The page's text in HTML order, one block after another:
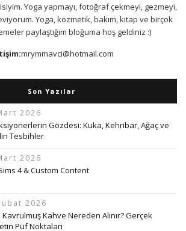
Yoga yapmayı, fotoğraf çekmeyi, gezmeyi,
Yoga, kozmetik, bakım, kitap ve birçok
paylaştığım bloğuma hoş geldiniz :)
mrymmavci@hotmail.com
Son Yazılar
2026
Gözdesi: Kuka, Kehribar, Ağaç ve
Tesbihler
2026
4 & Custom Content
2026
Kavrulmuş Kahve Nereden Alınır? Gerçek
Püf Noktaları